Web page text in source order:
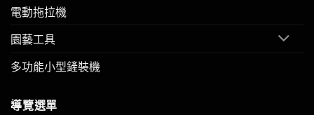
電動拖拉機
園藝工具
多功能小型鏟裝機
導覽選單